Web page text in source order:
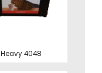
Heavy 4048